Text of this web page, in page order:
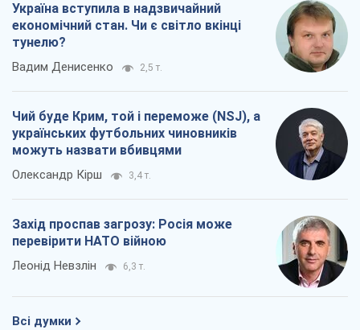
Україна вступила в надзвичайний
економічний стан. Чи є світло вкінці
тунелю?
Вадим Денисенко 2,5 т.
Чий буде Крим, той і переможе (NSJ), а
українських футбольних чиновників
можуть назвати вбивцями
Олександр Кірш 3,4 т.
Захід проспав загрозу: Росія може
перевірити НАТО війною
Леонід Невзлін 6,3 т.
Всі думки